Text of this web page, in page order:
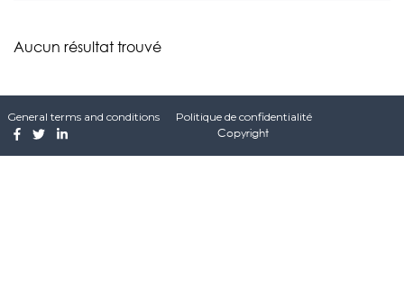
Aucun résultat trouvé
General terms and conditions
Politique de confidentialité
Copyright